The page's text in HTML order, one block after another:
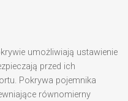
umożliwiają ustawienie
przed ich
Pokrywa pojemnika
równomierny